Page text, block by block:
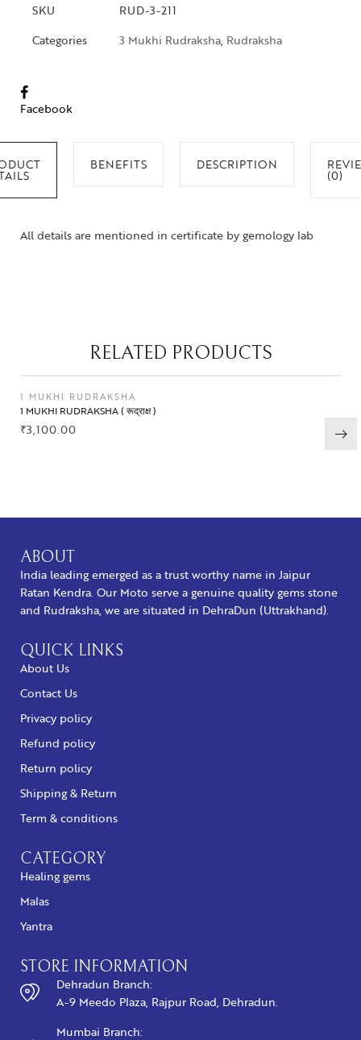
SKU
RUD-3-211
Categories
3 Mukhi Rudraksha, Rudraksha
Facebook
BENEFITS DESCRIPTION
(0)
All details are mentioned in certificate by gemology lab
RELATED PRODUCTS
1 MUKHI RUDRAKSHA
1 MUKHI RUDRAKSHA ( रूद्राक्ष )
₹3,100.00
ABOUT
India leading emerged as a trust worthy name in Jaipur
Ratan Kendra. Our Moto serve a genuine quality gems stone
and Rudraksha, we are situated in DehraDun (Uttrakhand).
QUICK LINKS
About Us
Contact Us
Privacy policy
Refund policy
Return policy
Shipping & Return
Term & conditions
CATEGORY
Healing gems
Malas
Yantra
STORE INFORMATION
Dehradun Branch:
A-9 Meedo Plaza, Rajpur Road, Dehradun.
Mumbai Branch: